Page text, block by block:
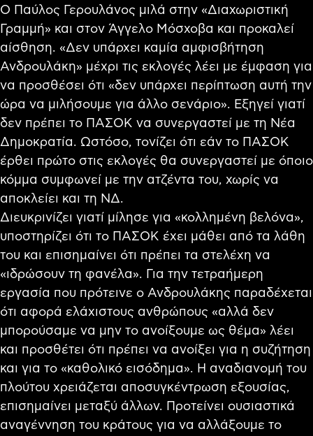
Ο Παύλος Γερουλάνος μιλά στην «Διαχωριστική
Γραμμή» και στον Άγγελο Μόσχοβα και προκαλεί
αίσθηση. «Δεν υπάρχει καμία αμφισβήτηση
Ανδρουλάκη» μέχρι τις εκλογές λέει με έμφαση για
να προσθέσει ότι «δεν υπάρχει περίπτωση αυτή την
ώρα να μιλήσουμε για άλλο σενάριο». Εξηγεί γιατί
δεν πρέπει το ΠΑΣΟΚ να συνεργαστεί με τη Νέα
Δημοκρατία. Ωστόσο, τονίζει ότι εάν το ΠΑΣΟΚ
έρθει πρώτο στις εκλογές θα συνεργαστεί με όποιο
κόμμα συμφωνεί με την ατζέντα του, χωρίς να
αποκλείει και τη ΝΔ.
Διευκρινίζει γιατί μίλησε για «κολλημένη βελόνα»,
υποστηρίζει ότι το ΠΑΣΟΚ έχει μάθει από τα λάθη
του και επισημαίνει ότι πρέπει τα στελέχη να
«ιδρώσουν τη φανέλα». Για την τετραήμερη
εργασία που πρότεινε ο Ανδρουλάκης παραδέχεται
ότι αφορά ελάχιστους ανθρώπους «αλλά δεν
μπορούσαμε να μην το ανοίξουμε ως θέμα» λέει
και προσθέτει ότι πρέπει να ανοίξει για η συζήτηση
και για το «καθολικό εισόδημα». Η αναδιανομή του
πλούτου χρειάζεται αποσυγκέντρωση εξουσίας,
επισημαίνει μεταξύ άλλων. Προτείνει ουσιαστικά
αναγέννηση του κράτους για να αλλάξουμε το